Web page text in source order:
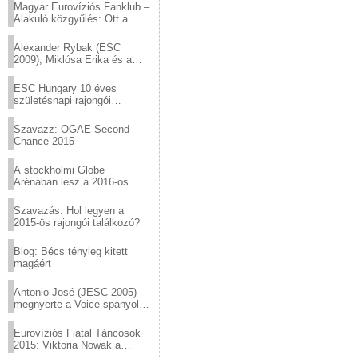
Magyar Eurovíziós Fanklub –
Alakuló közgyűlés: Ott a
Alexander Rybak (ESC
2009), Miklósa Erika és a
sztárjai a Margitszigeten
ESC Hungary 10 éves
születésnapi rajongói
Szavazz: OGAE Second
Chance 2015
A stockholmi Globe
Arénában lesz a 2016-os
Szavazás: Hol legyen a
2015-ös rajongói találkozó?
Blog: Bécs tényleg kitett
magáért
Antonio José (JESC 2005)
megnyerte a Voice spanyol
Eurovíziós Fiatal Táncosok
2015: Viktoria Nowak a